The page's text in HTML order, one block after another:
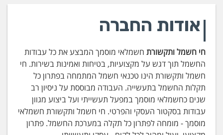
אודות החברה
חי חשמל ותקשורת חשמלאי מוסמך המבצע את כל עבודות
החשמל תוך דגש על מקצועיות, בטיחות ואמינות בשירות. חי
חשמל ותקשורת הינו טכנאי חשמל המתמחה בפתרון כל
תקלות החשמל בתעשייה. העבודה מבוססת על ניסיון רב
שנים כחשמלאי מוסמך במפעל תעשייתי ועל ביצוע מגוון
עבודות בסקטור העסקי והפרטי. חי חשמל ותקשורת חשמלאי
מוסמך - מומחה לפתרון כל תקלה במערכת החשמל. פתרון